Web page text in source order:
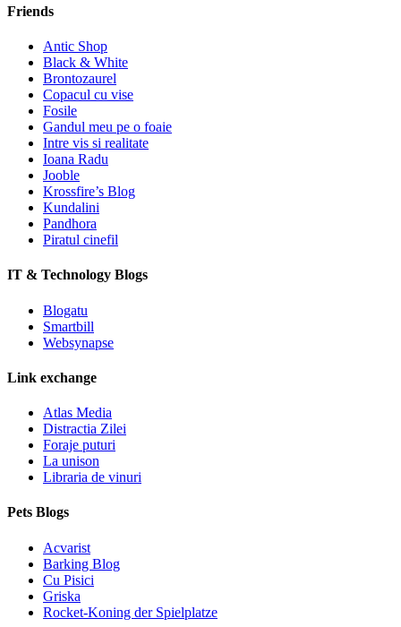
Friends
Antic Shop
Black & White
Brontozaurel
Copacul cu vise
Fosile
Gandul meu pe o foaie
Intre vis si realitate
Ioana Radu
Jooble
Krossfire’s Blog
Kundalini
Pandhora
Piratul cinefil
IT & Technology Blogs
Blogatu
Smartbill
Websynapse
Link exchange
Atlas Media
Distractia Zilei
Foraje puturi
La unison
Libraria de vinuri
Pets Blogs
Acvarist
Barking Blog
Cu Pisici
Griska
Rocket-Koning der Spielplatze